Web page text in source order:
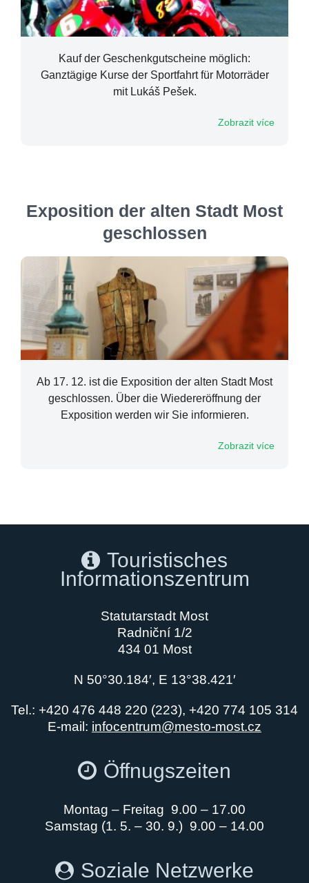
Kauf der Geschenkgutscheine möglich:
Ganztägige Kurse der Sportfahrt für Motorräder
mit Lukáš Pešek.
Zobrazit více
Exposition der alten Stadt Most
geschlossen
Ab 17. 12. ist die Exposition der alten Stadt Most
geschlossen. Über die Wiedereröffnung der
Exposition werden wir Sie informieren.
Zobrazit více
Touristisches
Informationszentrum
Statutarstadt Most
Radniční 1/2
434 01 Most
N 50°30.184′, E 13°38.421′
Tel.: +420 476 448 220 (223), +420 774 105 314
E-mail: infocentrum@mesto-most.cz
Öffnugszeiten
Montag – Freitag 9.00 – 17.00
Samstag (1. 5. – 30. 9.) 9.00 – 14.00
Soziale Netzwerke